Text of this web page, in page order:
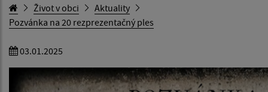
Život v obci
Aktuality
Pozvánka na 20 rezprezentačný ples
03.01.2025